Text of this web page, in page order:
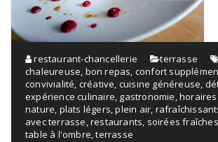
restaurant-chancellerie terrasse
chaleureuse, bon repas, confort
convivialité, créative, cuisine généreuse,
expérience culinaire, gastronomie,
nature, plats légers,plein air,
avec terrasse,restaurants, soirées fraîches
table à l'ombre,terrasse